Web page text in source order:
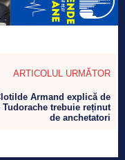
ARTICOLUL URMĂTOR
Armand explică de
Tudorache trebuie reținut
de anchetatori